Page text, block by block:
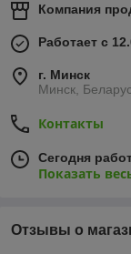
Компания
Работает с
г. Минск
Минск,
Контакты
Сегодня
Показать
Отзывы о